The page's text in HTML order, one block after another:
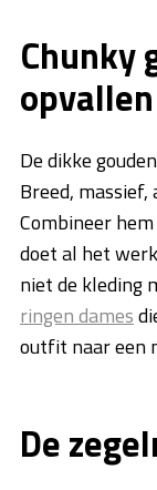
Chunky
opvallen
De dikke
Breed,
Combineer
doet al het
niet de kleding
ringen dames
outfit naar een
De